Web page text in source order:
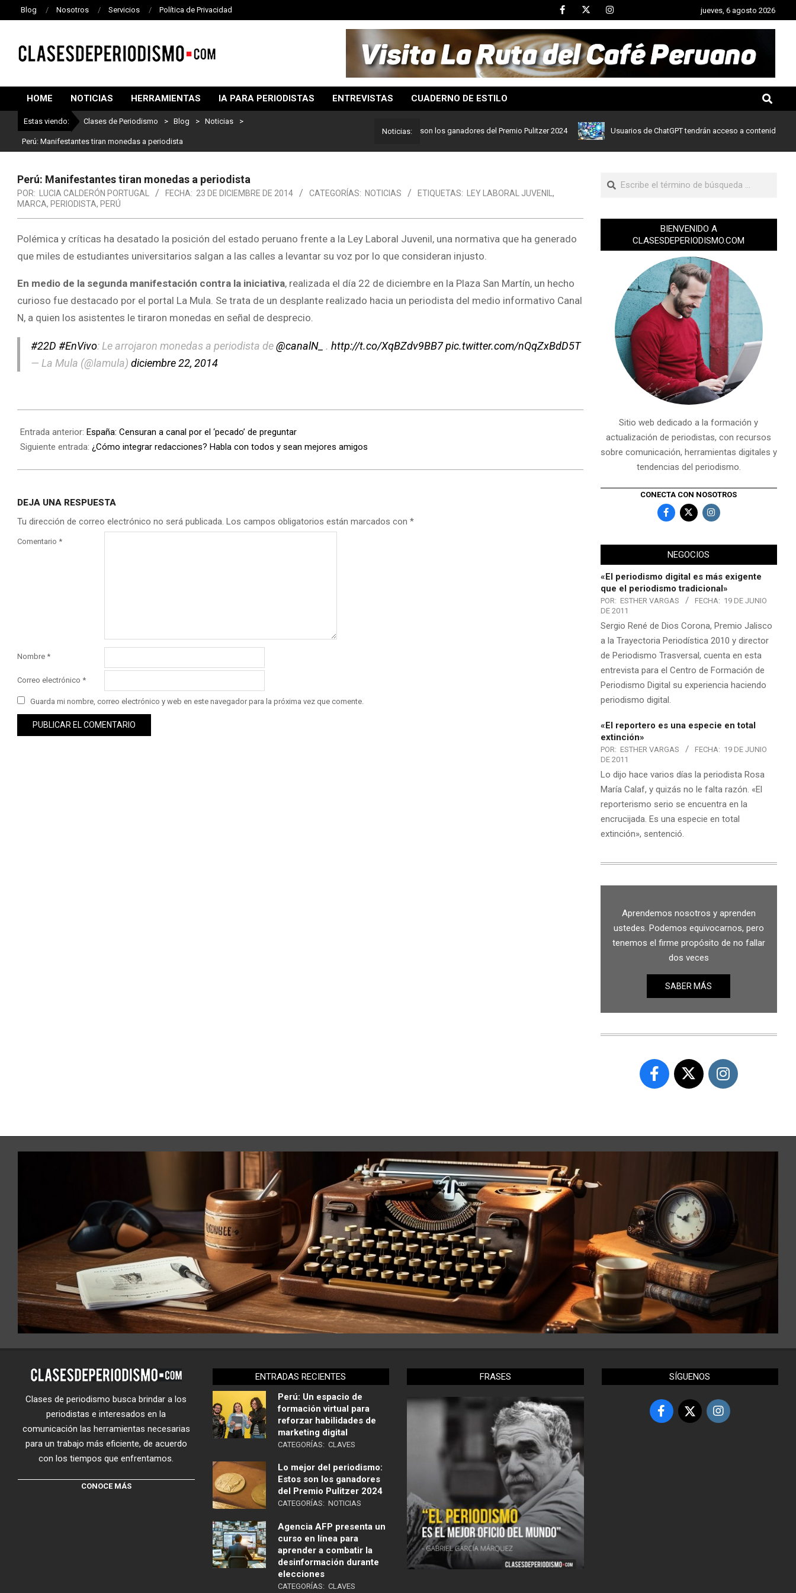
Blog Nosotros Servicios Política de Privacidad jueves, 6 agosto 2026
DE
PERIODISMO
HOME NOTICIAS HERRAMIENTAS IA PARA PERIODISTAS ENTREVISTAS CUADERNO DE ESTILO
Estas viendo: Clases de Periodismo > Blog > Noticias >
Perú: Manifestantes tiran monedas a periodista
Noticias:
Lo mejor del periodismo: Estos son los ganadores del Premio Pulitzer 2024 Usuarios de ChatGPT tendrán acceso a contenidos de
Perú: Manifestantes tiran monedas a periodista
POR: LUCIA CALDERÓN PORTUGAL FECHA: 23 DE DICIEMBRE DE 2014 CATEGORÍAS: NOTICIAS ETIQUETAS: LEY LABORAL JUVENIL ,
MARCA, PERIODISTA, PERÚ
Polémica y críticas ha desatado la posición del estado peruano frente a la Ley Laboral Juvenil, una normativa que ha generado
que miles de estudiantes universitarios salgan a las calles a levantar su voz por lo que consideran injusto.
En medio de la segunda manifestación contra la iniciativa, realizada el día 22 de diciembre en la Plaza San Martín, un hecho
curioso fue destacado por el portal La Mula. Se trata de un desplante realizado hacia un periodista del medio informativo Canal
N, a quien los asistentes le tiraron monedas en señal de desprecio.
#22D #EnVivo: Le arrojaron monedas a periodista de@canalN_ .http://t.co/XqBZdv9BB7pic.twitter.com/nQqZxBdD5T
— La Mula (@lamula)diciembre 22, 2014
Entrada anterior: España: Censuran a canal por el ‘pecado’ de preguntar
Siguiente entrada: ¿Cómo integrar redacciones? Habla con todos y sean mejores amigos
DEJA UNA RESPUESTA
Tu dirección de correo electrónico no será publicada. Los campos obligatorios están marcados con *
Comentario *
Nombre *
Correo electrónico *
Guarda mi nombre, correo electrónico y web en este navegador para la próxima vez que comente.
BIENVENIDO A
CLASESDEPERIODISMO.COM
Sitio web dedicado a la formación y
actualización de periodistas, con recursos
sobre comunicación, herramientas digitales y
tendencias del periodismo.
CONECTA CON NOSOTROS
NEGOCIOS
«El periodismo digital es más exigente
que el periodismo tradicional»
POR: ESTHER VARGAS FECHA: 19 DE JUNIO
DE 2011
Sergio René de Dios Corona, Premio Jalisco
a la Trayectoria Periodística 2010 y director
de Periodismo Trasversal, cuenta en esta
entrevista para el Centro de Formación de
Periodismo Digital su experiencia haciendo
periodismo digital.
«El reportero es una especie en total
extinción»
POR: ESTHER VARGAS FECHA: 19 DE JUNIO
DE 2011
Lo dijo hace varios días la periodista Rosa
María Calaf, y quizás no le falta razón. «El
reporterismo serio se encuentra en la
encrucijada. Es una especie en total
extinción», sentenció.
Aprendemos nosotros y aprenden
ustedes. Podemos equivocarnos, pero
tenemos el firme propósito de no fallar
dos veces
SABER MÁS
Clases de periodismo busca brindar a los
periodistas e interesados en la
comunicación las herramientas necesarias
para un trabajo más eficiente, de acuerdo
con los tiempos que enfrentamos.
CONOCE MÁS
ENTRADAS RECIENTES
Perú: Un espacio de
formación virtual para
reforzar habilidades de
marketing digital
CATEGORÍAS: CLAVES
Lo mejor del periodismo:
Estos son los ganadores
del Premio Pulitzer 2024
CATEGORÍAS: NOTICIAS
Agencia AFP presenta un
curso en línea para
aprender a combatir la
desinformación durante
elecciones
CATEGORÍAS: CLAVES
FRASES SÍGUENOS